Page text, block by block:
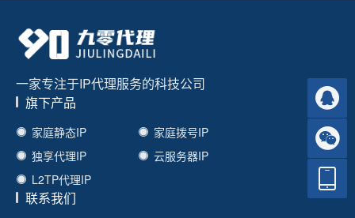
一家专注于IP代理服务的科技公司
旗下产品
家庭静态IP
家庭拨号IP
独享代理IP
云服务器IP
L2TP代理IP
联系我们